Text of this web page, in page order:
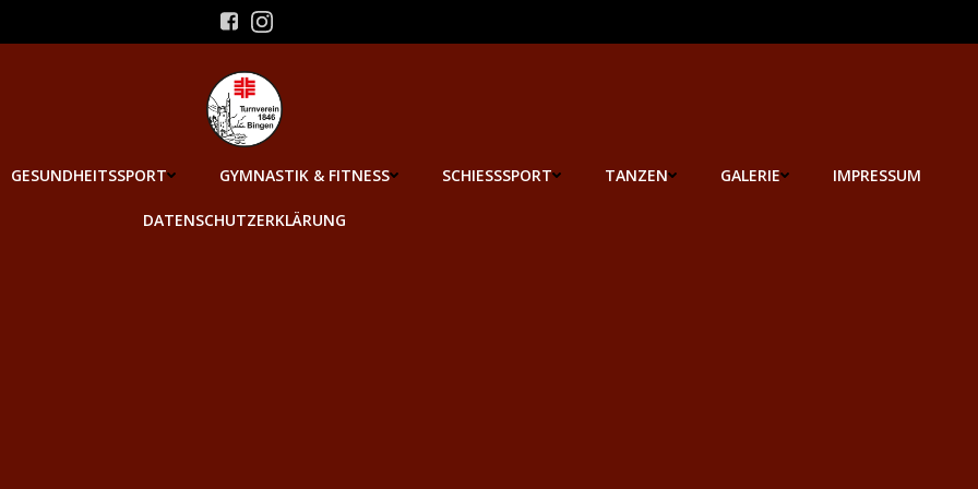
GESUNDHEITSSPORT GYMNASTIK & FITNESS SCHIESSSPORT TANZEN GALERIE IMPRESSUM
DATENSCHUTZERKLÄRUNG